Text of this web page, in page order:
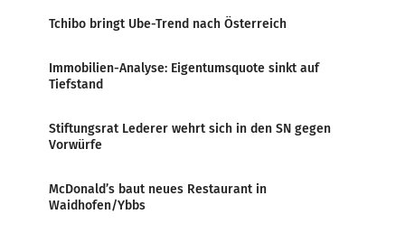
Tchibo bringt Ube-Trend nach Österreich
Immobilien-Analyse: Eigentumsquote sinkt auf
Tiefstand
Stiftungsrat Lederer wehrt sich in den SN gegen
Vorwürfe
McDonald’s baut neues Restaurant in
Waidhofen/Ybbs